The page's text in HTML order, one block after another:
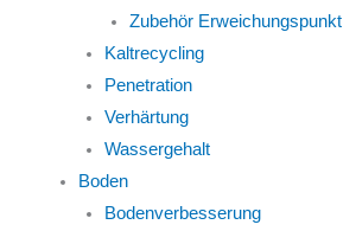
Zubehör Erweichungspunkt
Kaltrecycling
Penetration
Verhärtung
Wassergehalt
Boden
Bodenverbesserung